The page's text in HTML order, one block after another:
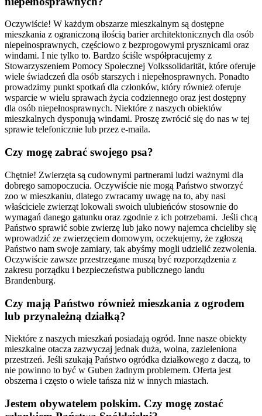
Oczywiście! W każdym obszarze mieszkalnym są dostępne
mieszkania z ograniczoną ilością barier architektonicznych dla osób
niepełnosprawnych, częściowo z bezprogowymi prysznicami oraz
windami. I nie tylko to. Bardzo ściśle współpracujemy z
Stowarzyszeniem Pomocy Społecznej Volkssolidarität, które oferuje
wiele świadczeń dla osób starszych i niepełnosprawnych. Ponadto
prowadzimy punkt spotkań dla członków, który również oferuje
wsparcie w wielu sprawach życia codziennego oraz jest dostępny
dla osób niepełnosprawnych. Niektóre z naszych obiektów
mieszkalnych dysponują windami. Proszę zwrócić się do nas w tej
sprawie telefonicznie lub przez e-maila.
Czy mogę zabrać swojego psa?
Chętnie! Zwierzęta są cudownymi partnerami ludzi ważnymi dla
dobrego samopoczucia. Oczywiście nie mogą Państwo stworzyć
zoo w mieszkaniu, dlatego zwracamy uwagę na to, aby nasi
właściciele zwierząt lokowali swoich ulubieńców stosownie do
wymagań danego gatunku oraz zgodnie z ich potrzebami. Jeśli chcą
Państwo sprawić sobie zwierzę lub jako nowy najemca chcieliby się
wprowadzić ze zwierzęciem domowym, oczekujemy, że zgłoszą
Państwo nam swoje zamiary, tak abyśmy mogli udzielić zezwolenia.
Oczywiście zawsze przestrzegane muszą być rozporządzenia z
zakresu porządku i bezpieczeństwa publicznego landu
Brandenburg.
Czy mają Państwo również mieszkania z ogrodem
lub przynależną działką?
Niektóre z naszych mieszkań posiadają ogród. Inne nasze obiekty
mieszkalne otacza zazwyczaj jednak duża, wolna, zazieleniona
przestrzeń. Jeśli szukają Państwo ogródka działkowego z daczą, to
nie powinno to być w Guben żadnym problemem. Oferta jest
obszerna i często o wiele tańsza niż w innych miastach.
Jestem obywatelem polskim. Czy mogę zostać